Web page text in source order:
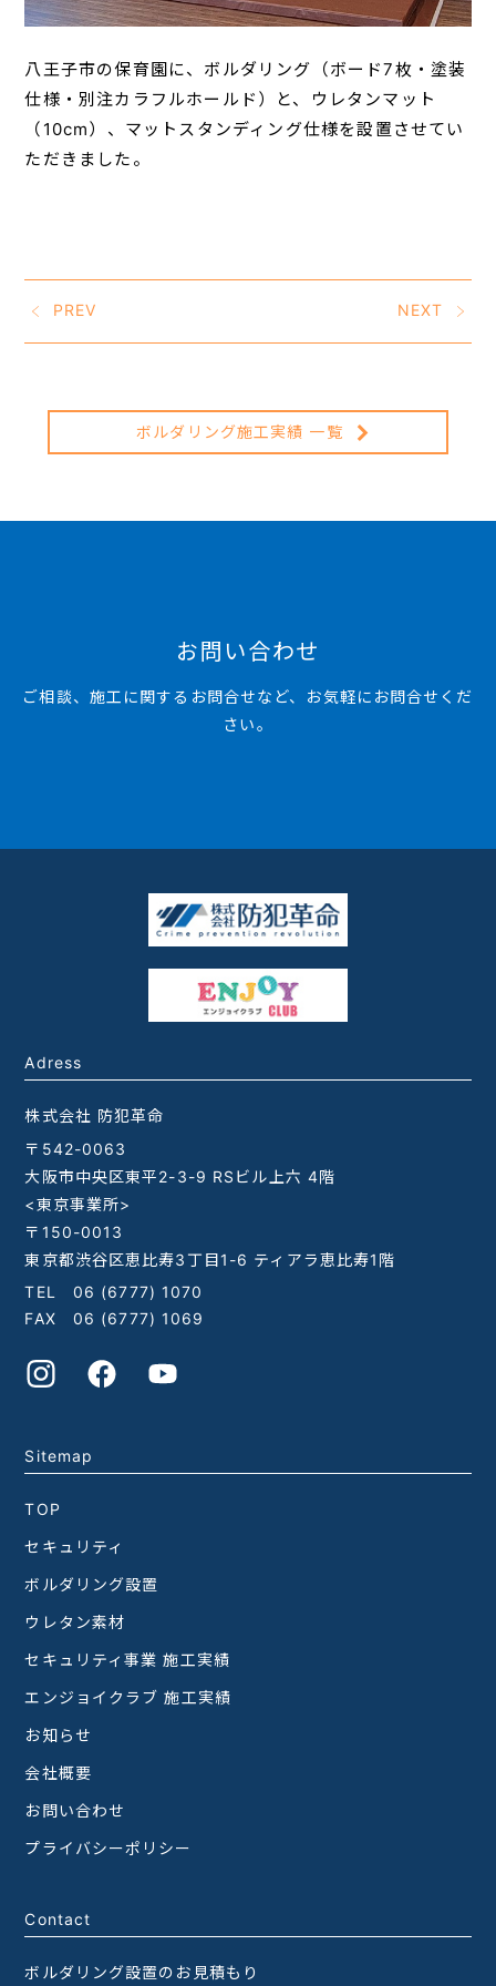
八王子市の保育園に、ボルダリング（ボード7枚・塗装
仕様・別注カラフルホールド）と、ウレタンマット
（10cm）、マットスタンディング仕様を設置させてい
ただきました。
PREV NEXT
ボルダリング施工実績 一覧
お問い合わせ
ご相談、施工に関するお問合せなど、お気軽にお問合せくだ
さい。
Adress
株式会社 防犯革命
〒542-0063
大阪市中央区東平2-3-9 RSビル上六 4階
<東京事業所>
〒150-0013
東京都渋谷区恵比寿3丁目1-6 ティアラ恵比寿1階
TEL 06 (6777) 1070
FAX 06 (6777) 1069
Sitemap
TOP
セキュリティ
ボルダリング設置
ウレタン素材
セキュリティ事業 施工実績
エンジョイクラブ 施工実績
お知らせ
会社概要
お問い合わせ
プライバシーポリシー
Contact
ボルダリング設置のお見積もり